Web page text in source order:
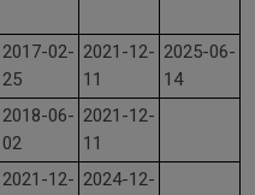
2017-02-
25
2021-12-
11
2025-06-
14
2018-06-
02
2021-12-
11
2021-12- 2024-12-